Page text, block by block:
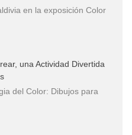
en la exposición Color
una Actividad Divertida
del Color: Dibujos para